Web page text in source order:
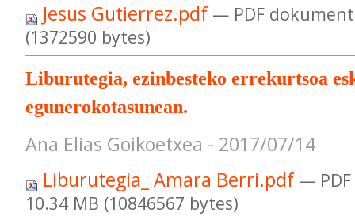
Jesus Gutierrez.pdf — PDF
(1372590 bytes)
Liburutegia, ezinbesteko errekurtsoa
egunerokotasunean.
Ana Elias Goikoetxea - 2017/07/14
Liburutegia_ Amara Berri.pdf —
10.34 MB (10846567 bytes)